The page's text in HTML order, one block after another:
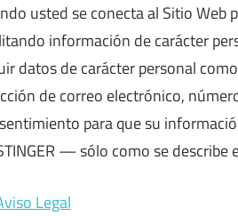
usted se conecta al Sitio Web
información de carácter
datos de carácter personal
de correo electrónico,
para que su
— sólo como se describe
Legal